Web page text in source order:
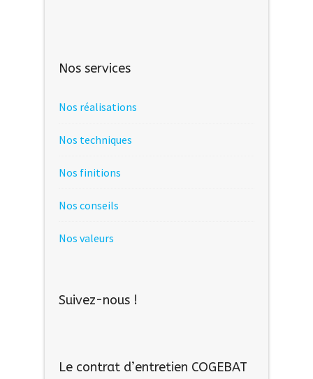
Nos services
Nos réalisations
Nos techniques
Nos finitions
Nos conseils
Nos valeurs
Suivez-nous !
Le contrat d’entretien COGEBAT